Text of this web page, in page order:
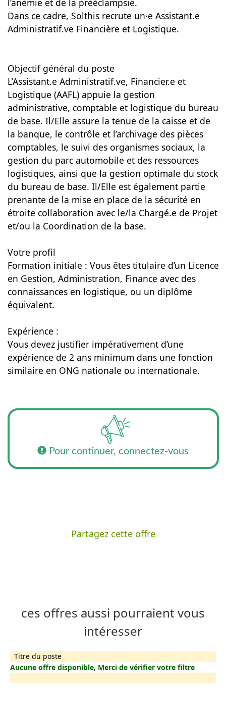
l’anémie et de la prééclampsie.
Dans ce cadre, Solthis recrute un·e Assistant.e
Administratif.ve Financière et Logistique.
Objectif général du poste
L’Assistant.e Administratif.ve, Financier.e et
Logistique (AAFL) appuie la gestion
administrative, comptable et logistique du bureau
de base. Il/Elle assure la tenue de la caisse et de
la banque, le contrôle et l’archivage des pièces
comptables, le suivi des organismes sociaux, la
gestion du parc automobile et des ressources
logistiques, ainsi que la gestion optimale du stock
du bureau de base. Il/Elle est également partie
prenante de la mise en place de la sécurité en
étroite collaboration avec le/la Chargé.e de Projet
et/ou la Coordination de la base.
Votre profil
Formation initiale : Vous êtes titulaire d’un Licence
en Gestion, Administration, Finance avec des
connaissances en logistique, ou un diplôme
équivalent.
Expérience :
Vous devez justifier impérativement d’une
expérience de 2 ans minimum dans une fonction
similaire en ONG nationale ou internationale.
Pour continuer, connectez-vous
Partagez cette offre
ces offres aussi pourraient vous
intéresser
Titre du poste
Aucune offre disponible, Merci de vérifier votre filtre